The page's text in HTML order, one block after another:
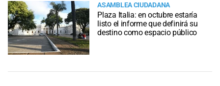
ASAMBLEA CIUDADANA
Plaza Italia: en octubre estaría
listo el informe que definirá su
destino como espacio público